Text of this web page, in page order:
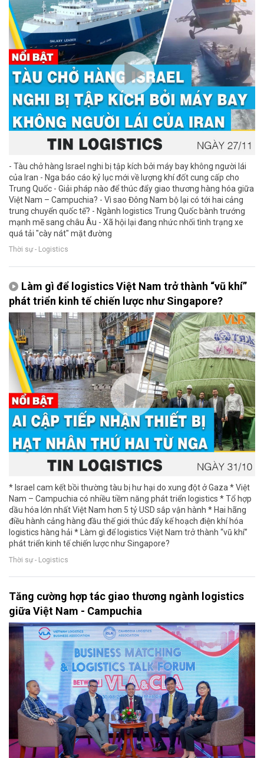
- Tàu chở hàng Israel nghi bị tập kích bởi máy bay không người lái
của Iran - Nga báo cáo kỷ lục mới về lượng khí đốt cung cấp cho
Trung Quốc - Giải pháp nào để thúc đẩy giao thương hàng hóa giữa
Việt Nam – Campuchia? - Vì sao Đông Nam bộ lại có tới hai cảng
trung chuyển quốc tế? - Ngành logistics Trung Quốc bành trướng
mạnh mẽ sang châu Âu - Xã hội lại đang nhức nhối tình trạng xe
quá tải "cày nát" mặt đường
Thời sự - Logistics
Làm gì để logistics Việt Nam trở thành “vũ khí”
phát triển kinh tế chiến lược như Singapore?
* Israel cam kết bồi thường tàu bị hư hại do xung đột ở Gaza * Việt
Nam – Campuchia có nhiều tiềm năng phát triển logistics * Tổ hợp
dầu hóa lớn nhất Việt Nam hơn 5 tỷ USD sắp vận hành * Hai hãng
điều hành cảng hàng đầu thế giới thúc đẩy kế hoạch điện khí hóa
logistics hàng hải * Làm gì để logistics Việt Nam trở thành “vũ khí”
phát triển kinh tế chiến lược như Singapore?
Thời sự - Logistics
Tăng cường hợp tác giao thương ngành logistics
giữa Việt Nam - Campuchia